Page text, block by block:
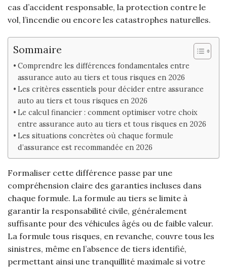
cas d’accident responsable, la protection contre le
vol, l’incendie ou encore les catastrophes naturelles.
Sommaire
Comprendre les différences fondamentales entre
assurance auto au tiers et tous risques en 2026
Les critères essentiels pour décider entre assurance
auto au tiers et tous risques en 2026
Le calcul financier : comment optimiser votre choix
entre assurance auto au tiers et tous risques en 2026
Les situations concrètes où chaque formule
d’assurance est recommandée en 2026
Formaliser cette différence passe par une
compréhension claire des garanties incluses dans
chaque formule. La formule au tiers se limite à
garantir la responsabilité civile, généralement
suffisante pour des véhicules âgés ou de faible valeur.
La formule tous risques, en revanche, couvre tous les
sinistres, même en l’absence de tiers identifié,
permettant ainsi une tranquillité maximale si votre